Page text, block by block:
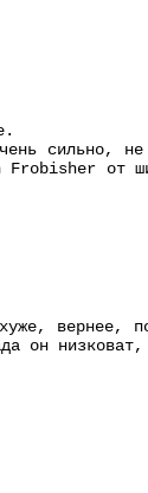
сильно,
от
вернее,
он